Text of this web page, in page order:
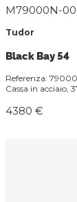
M79000N-
Tudor
Black Bay 54
Referenza:
Cassa in acciaio,
4380 €